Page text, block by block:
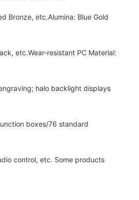
Bronze, etc.Alumina: Blue Gold
etc.Wear-resistant PC Material:
halo backlight displays
boxes/76 standard
control, etc. Some products